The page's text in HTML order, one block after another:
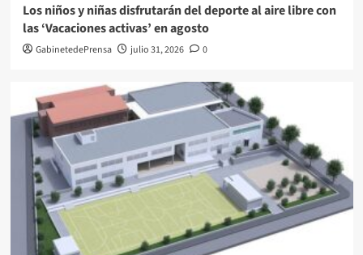
Los niños y niñas disfrutarán del deporte al aire libre con
las ‘Vacaciones activas’ en agosto
GabinetedePrensa julio 31, 2026 0